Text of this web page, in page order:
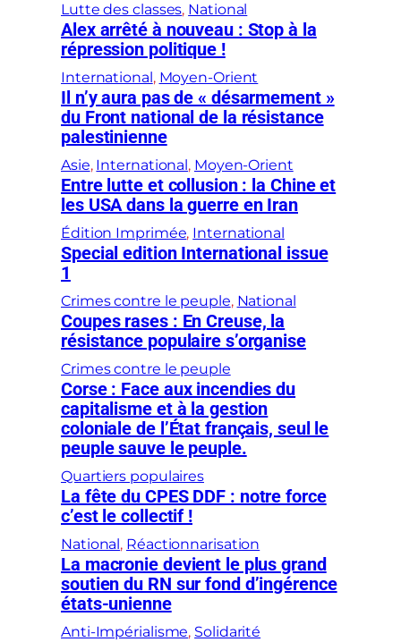
Lutte des classes, National
Alex arrêté à nouveau : Stop à la
répression politique !
International , Moyen-Orient
Il n’y aura pas de « désarmement »
du Front national de la résistance
palestinienne
Asie, International , Moyen-Orient
Entre lutte et collusion : la Chine et
les USA dans la guerre en Iran
Édition Imprimée, International
Special edition International issue
1
Crimes contre le peuple, National
Coupes rases : En Creuse, la
résistance populaire s’organise
Crimes contre le peuple
Corse : Face aux incendies du
capitalisme et à la gestion
coloniale de l’État français, seul le
peuple sauve le peuple.
Quartiers populaires
La fête du CPES DDF : notre force
c’est le collectif !
National , Réactionnarisation
La macronie devient le plus grand
soutien du RN sur fond d’ingérence
états-unienne
Anti-Impérialisme, Solidarité